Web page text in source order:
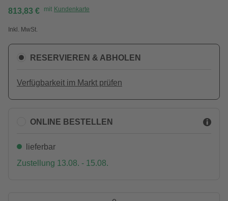
813,83 € mit Kundenkarte
Inkl. MwSt.
RESERVIEREN & ABHOLEN
Verfügbarkeit im Markt prüfen
ONLINE BESTELLEN
lieferbar
Zustellung 13.08. - 15.08.